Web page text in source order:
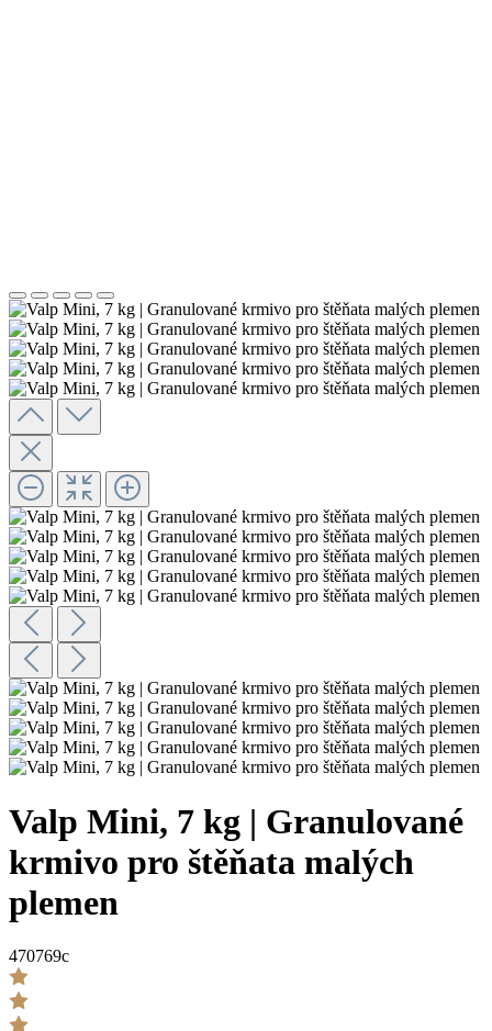
Valp Mini, 7 kg | Granulované
krmivo pro štěňata malých
plemen
470769c